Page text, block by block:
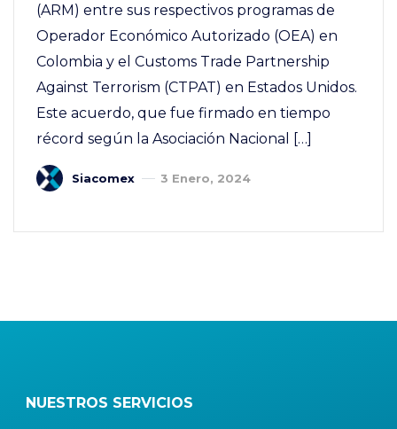
(ARM) entre sus respectivos programas de
Operador Económico Autorizado (OEA) en
Colombia y el Customs Trade Partnership
Against Terrorism (CTPAT) en Estados Unidos.
Este acuerdo, que fue firmado en tiempo
récord según la Asociación Nacional […]
Siacomex 3 Enero, 2024
NUESTROS SERVICIOS